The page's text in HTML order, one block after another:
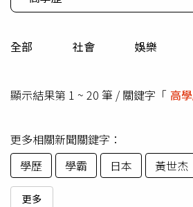
全部 社會 娛樂
顯示結果第 1 ~ 20 筆 / 關鍵字「 高
更多相關新聞關鍵字：
學歷
學霸 日本 黃世杰
更多